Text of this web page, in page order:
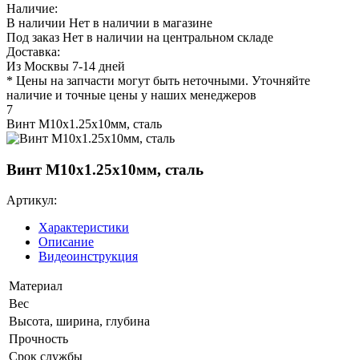
Наличие:
В наличии Нет в наличии в магазине
Под заказ Нет в наличии на центральном складе
Доставка:
Из Москвы 7-14 дней
* Цены на запчасти могут быть неточными. Уточняйте
наличие и точные цены у наших менеджеров
7
Винт М10х1.25х10мм, сталь
Винт М10х1.25х10мм, сталь
Артикул:
Характеристики
Описание
Видеоинструкция
Материал
Вес
Высота, ширина, глубина
Прочность
Срок службы